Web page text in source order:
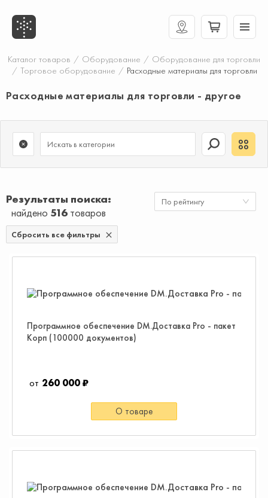
Каталог товаров / Оборудование / Оборудование для торговли
/ Торговое оборудование / Расходные материалы для торговли
Расходные материалы для торговли - другое
Результаты поиска
найдено 516 товаров
По рейтингу
Сбросить все фильтры
Программное обеспечение DM.Доставка Pro - пакет
Корп (100000 документов)
260 000 ₽
О товаре